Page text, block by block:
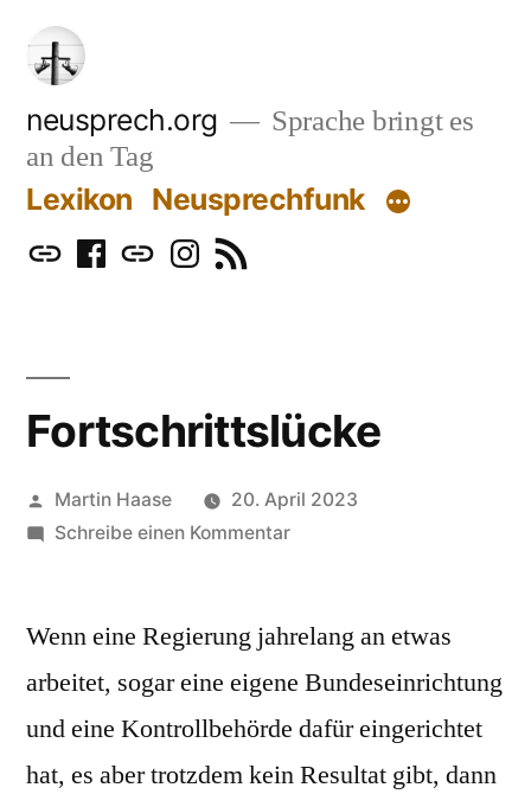
Zum
Inhalt
springen
neusprech.org
Sprache bringt es
an den Tag
Lexikon Neusprechfunk
MastodonFacebook
BlueskyInstagram
RSS
Fortschrittslücke
Veröffentlicht
von
Martin Haase
20. April 2023
Schreibe einen Kommentarzu
Wenn eine Regierung jahrelang an etwas
arbeitet, sogar eine eigene Bundeseinrichtung
und eine Kontrollbehörde dafür eingerichtet
hat, es aber trotzdem kein Resultat gibt, dann